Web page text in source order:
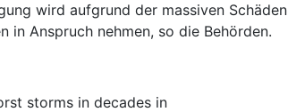
wird aufgrund der massiven Schäden
in Anspruch nehmen, so die Behörden.
storms in decades in